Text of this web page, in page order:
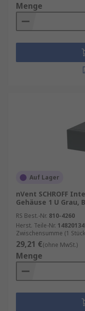
Menge
Auf Lager
nVent SCHROFF
Gehäuse 1 U Grau,
RS Best.-Nr. 810-4260
Herst. Teile-Nr. 14820134
Zwischensumme (1
29,21 €(ohne MwSt.)
Menge